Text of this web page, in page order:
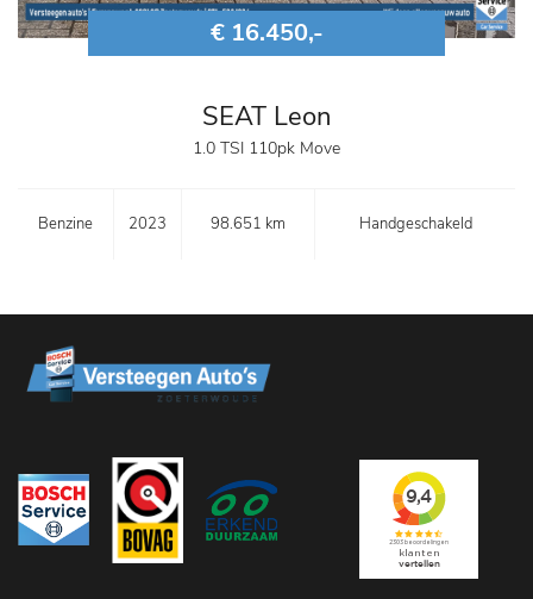
€ 16.450,-
SEAT Leon
1.0 TSI 110pk Move
Benzine 2023 98.651 km Handgeschakeld